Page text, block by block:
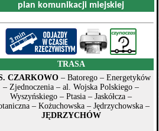
plan komunikacji miejskiej
TRASA
CZARKOWO– Batorego – Energetyków
– Zjednoczenia – al. Wojska Polskiego –
Wyszyńskiego – Ptasia – Jaskółcza –
– Kożuchowska – Jędrzychowska –
JĘDRZYCHÓW